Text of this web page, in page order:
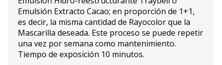
Emulsión Extracto Cacao; en proporción de 1+1,
es decir, la misma cantidad de Rayocolor que la
Mascarilla deseada. Este proceso se puede repetir
una vez por semana como mantenimiento.
Tiempo de exposición 10 minutos.